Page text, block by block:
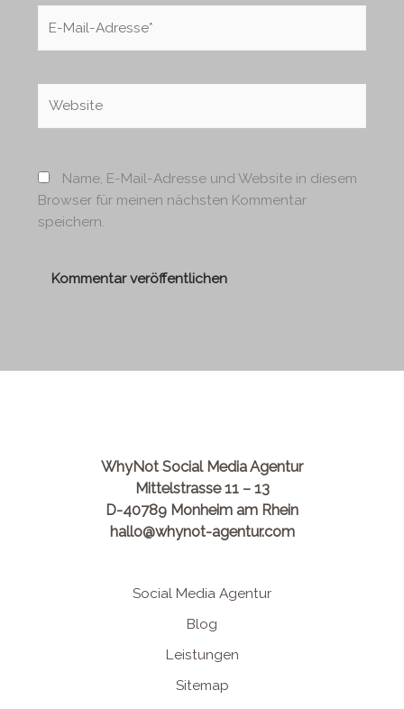
Mail-
Name, E-Mail-Adresse und Website in diesem
Browser für meinen nächsten Kommentar
speichern.
WhyNot Social Media Agentur
Mittelstrasse 11 – 13
D-40789 Monheim am Rhein
hallo@whynot-agentur.com
Social Media Agentur
Blog
Leistungen
Sitemap